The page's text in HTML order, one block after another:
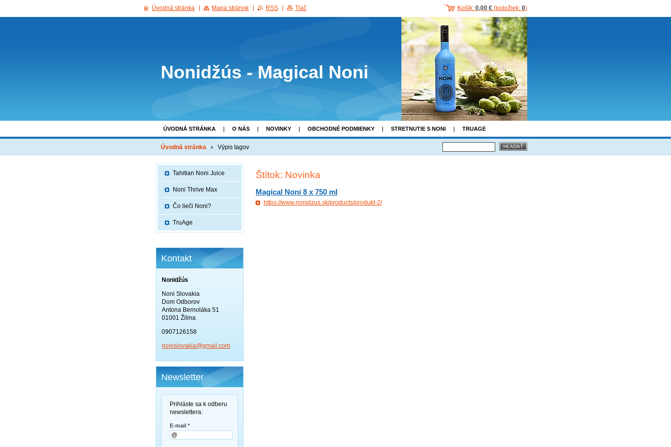
Nonidžús - Magical Noni
ÚVODNÁ STRÁNKA O NÁS NOVINKY OBCHODNÉ PODMIENKY STRETNUTIE S NONI TRUAGE
KONTAKT
Úvodná stránka Výpis tagov
Štítok: Novinka
Magical Noni 8 x 750 ml
https://www.nonidzus.sk/products/produkt-2/
Tahitian Noni Juice
Noni Thrive Max
Čo lieči Noni?
TruAge
Kontakt
Nonidžús
Noni Slovakia
Dom Odborov
Antona Bernoláka 51
01001 Žilina
0907126158
nonislovakia@gmail.com
Newsletter
Prihláste sa k odberu
newslettera:
E-mail *
Košík: 0,00 € (položiek: 0)
Úvodná stránka Mapa stránok RSS Tlač